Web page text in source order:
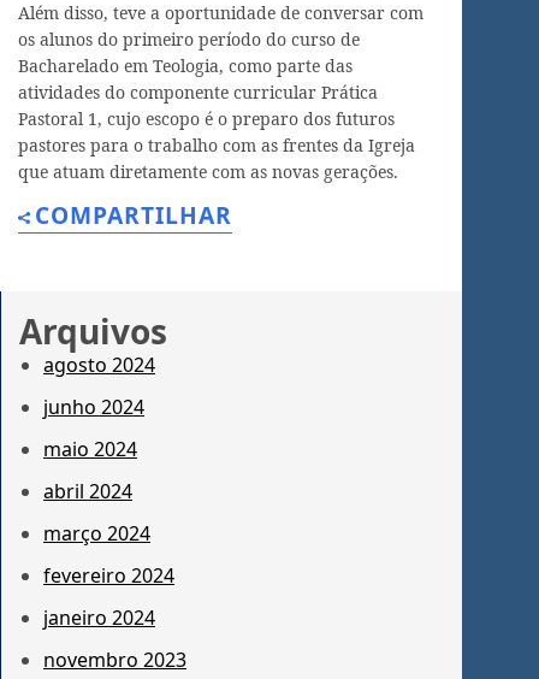
Além disso, teve a oportunidade de conversar com
os alunos do primeiro período do curso de
Bacharelado em Teologia, como parte das
atividades do componente curricular Prática
Pastoral 1, cujo escopo é o preparo dos futuros
pastores para o trabalho com as frentes da Igreja
que atuam diretamente com as novas gerações.
COMPARTILHAR
Arquivos
agosto 2024
junho 2024
maio 2024
abril 2024
março 2024
fevereiro 2024
janeiro 2024
novembro 2023